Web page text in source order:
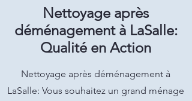
Nettoyage après
déménagement à LaSalle:
Qualité en Action
Nettoyage après déménagement à
LaSalle: Vous souhaitez un grand ménage